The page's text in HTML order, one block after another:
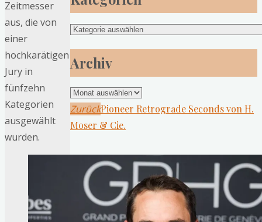
Zeitmesser
aus, die von
einer
hochkarätigen
Jury in
fünfzehn
Kategorien
ausgewählt
wurden.
Kategorien
Archiv
Archiv
ZurückPioneer Retrograde Seconds von H.
Moser & Cie.